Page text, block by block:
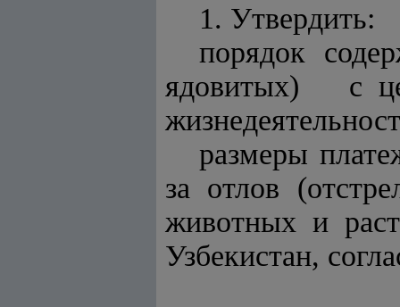
1. Утвердить:
порядок
ядовитых) с
размеры
за отлов
животных и
Узбекистан,